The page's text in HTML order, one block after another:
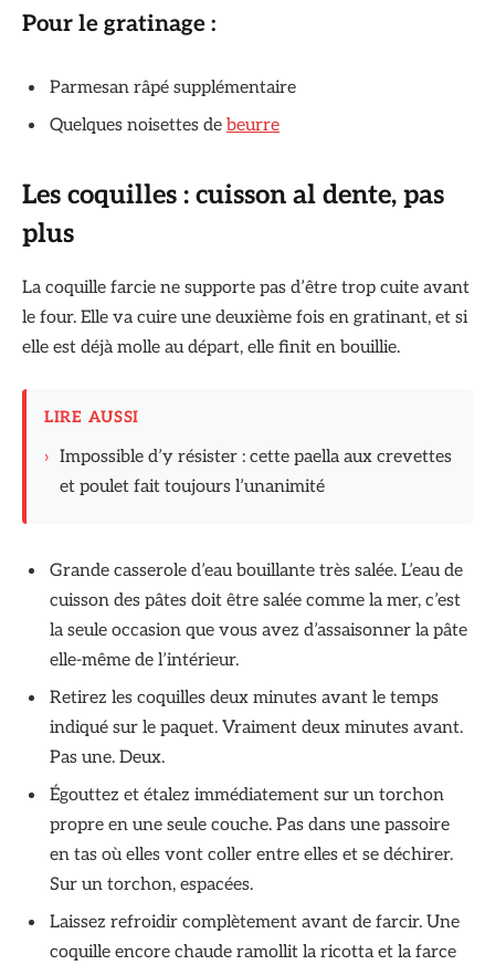
Pour le gratinage :
Parmesan râpé supplémentaire
Quelques noisettes de beurre
Les coquilles : cuisson al dente, pas
plus
La coquille farcie ne supporte pas d’être trop cuite avant
le four. Elle va cuire une deuxième fois en gratinant, et si
elle est déjà molle au départ, elle finit en bouillie.
LIRE AUSSI
› Impossible d’y résister : cette paella aux crevettes
et poulet fait toujours l’unanimité
Grande casserole d’eau bouillante très salée. L’eau de
cuisson des pâtes doit être salée comme la mer, c’est
la seule occasion que vous avez d’assaisonner la pâte
elle-même de l’intérieur.
Retirez les coquilles deux minutes avant le temps
indiqué sur le paquet. Vraiment deux minutes avant.
Pas une. Deux.
Égouttez et étalez immédiatement sur un torchon
propre en une seule couche. Pas dans une passoire
en tas où elles vont coller entre elles et se déchirer.
Sur un torchon, espacées.
Laissez refroidir complètement avant de farcir. Une
coquille encore chaude ramollit la ricotta et la farce